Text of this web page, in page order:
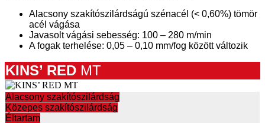
Alacsony szakítószilárdságú szénacél (< 0,60%) tömör
acél vágása
Javasolt vágási sebesség: 100 – 280 m/min
A fogak terhelése: 0,05 – 0,10 mm/fog között változik
KINS’ RED MT
Alacsony szakítószilárdság
Közepes szakítószilárdság
Éltartam